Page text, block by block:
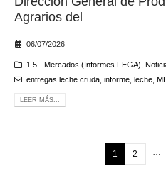
Agrarios del
06/07/2026
1.5 - Mercados (Informes FEGA)
entregas leche cruda, informe, leche,
LEER MÁS...
1 2 …